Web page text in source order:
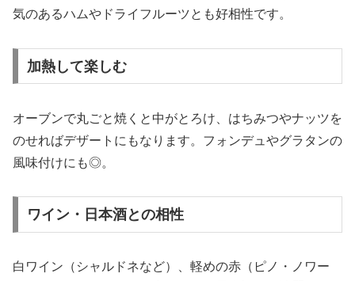
気のあるハムやドライフルーツとも好相性です。
加熱して楽しむ
オーブンで丸ごと焼くと中がとろけ、はちみつやナッツを
のせればデザートにもなります。フォンデュやグラタンの
風味付けにも◎。
ワイン・日本酒との相性
白ワイン（シャルドネなど）、軽めの赤（ピノ・ノワー